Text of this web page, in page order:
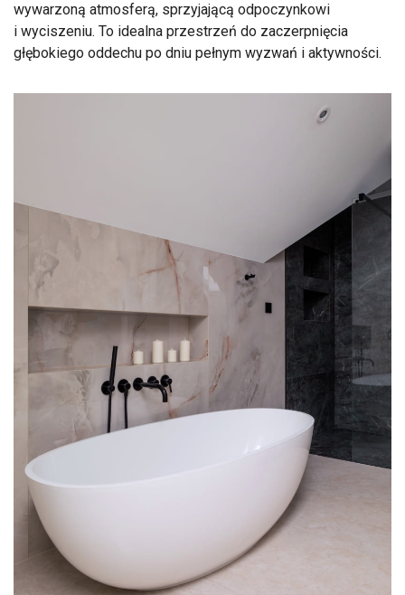
wywarzoną atmosferą, sprzyjającą odpoczynkowi
i wyciszeniu. To idealna przestrzeń do zaczerpnięcia
głębokiego oddechu po dniu pełnym wyzwań i aktywności.